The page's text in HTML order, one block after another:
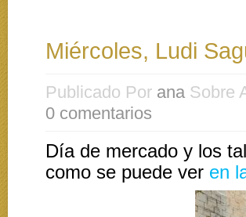
Miércoles, Ludi
Publicado Por ana Sobre
0 comentarios
Día de mercado y los
como se puede ver en